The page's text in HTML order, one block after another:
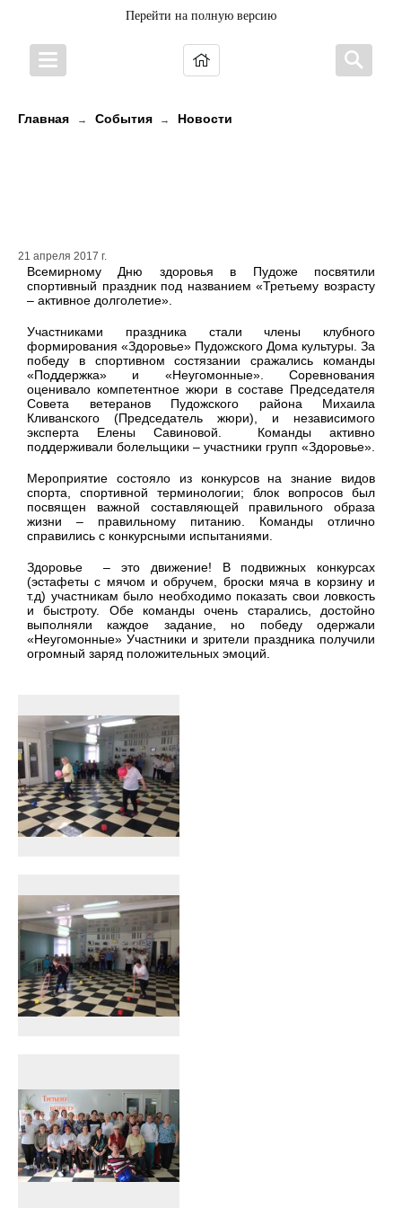
Перейти на полную версию
Главная → События → Новости
21 апреля 2017 г.
Всемирному Дню здоровья в Пудоже посвятили
спортивный праздник под названием «Третьему возрасту
– активное долголетие».
Участниками праздника стали члены клубного
формирования «Здоровье» Пудожского Дома культуры. За
победу в спортивном состязании сражались команды
«Поддержка» и «Неугомонные». Соревнования
оценивало компетентное жюри в составе Председателя
Совета ветеранов Пудожского района Михаила
Кливанского (Председатель жюри), и независимого
эксперта Елены Савиновой. Команды активно
поддерживали болельщики – участники групп «Здоровье».
Мероприятие состояло из конкурсов на знание видов
спорта, спортивной терминологии; блок вопросов был
посвящен важной составляющей правильного образа
жизни – правильному питанию. Команды отлично
справились с конкурсными испытаниями.
Здоровье – это движение! В подвижных конкурсах
(эстафеты с мячом и обручем, броски мяча в корзину и
т.д) участникам было необходимо показать свои ловкость
и быстроту. Обе команды очень старались, достойно
выполняли каждое задание, но победу одержали
«Неугомонные» Участники и зрители праздника получили
огромный заряд положительных эмоций.